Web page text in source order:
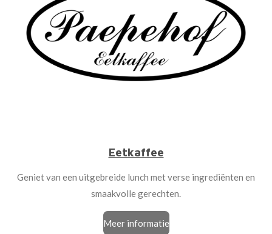
Eetkaffee
Geniet van een uitgebreide lunch met verse ingrediënten en
smaakvolle gerechten.
Meer informatie